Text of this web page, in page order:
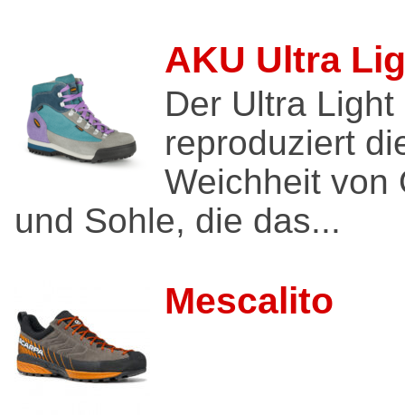
AKU Ultra
Der Ultra
reproduziert
Weichheit von
und Sohle, die das...
Mescalito